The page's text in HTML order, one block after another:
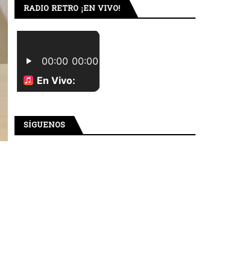
RADIO RETRO ¡EN VIVO!
SÍGUENOS